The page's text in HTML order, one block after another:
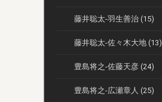
藤井聡太-羽生善治 (15)
藤井聡太-佐々木大地 (13)
豊島将之-佐藤天彦 (24)
豊島将之-広瀬章人 (25)